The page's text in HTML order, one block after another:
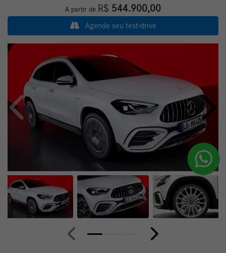
A partir de R$ 544.900,00
Agende seu test-drive
Anterior
Anterior Próximo